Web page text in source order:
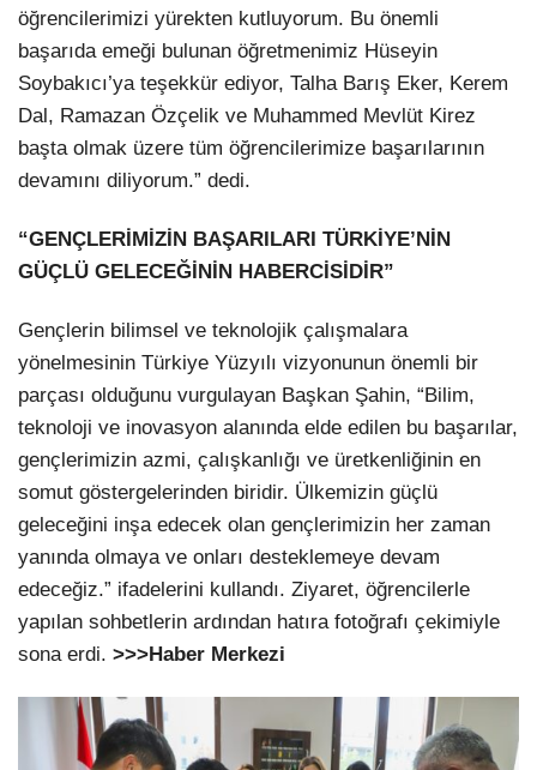
öğrencilerimizi yürekten kutluyorum. Bu önemli
başarıda emeği bulunan öğretmenimiz Hüseyin
Soybakıcı’ya teşekkür ediyor, Talha Barış Eker, Kerem
Dal, Ramazan Özçelik ve Muhammed Mevlüt Kirez
başta olmak üzere tüm öğrencilerimize başarılarının
devamını diliyorum.” dedi.
“GENÇLERİMİZİN BAŞARILARI TÜRKİYE’NİN
GÜÇLÜ GELECEĞİNİN HABERCİSİDİR”
Gençlerin bilimsel ve teknolojik çalışmalara
yönelmesinin Türkiye Yüzyılı vizyonunun önemli bir
parçası olduğunu vurgulayan Başkan Şahin, “Bilim,
teknoloji ve inovasyon alanında elde edilen bu başarılar,
gençlerimizin azmi, çalışkanlığı ve üretkenliğinin en
somut göstergelerinden biridir. Ülkemizin güçlü
geleceğini inşa edecek olan gençlerimizin her zaman
yanında olmaya ve onları desteklemeye devam
edeceğiz.” ifadelerini kullandı. Ziyaret, öğrencilerle
yapılan sohbetlerin ardından hatıra fotoğrafı çekimiyle
sona erdi. >>>Haber Merkezi